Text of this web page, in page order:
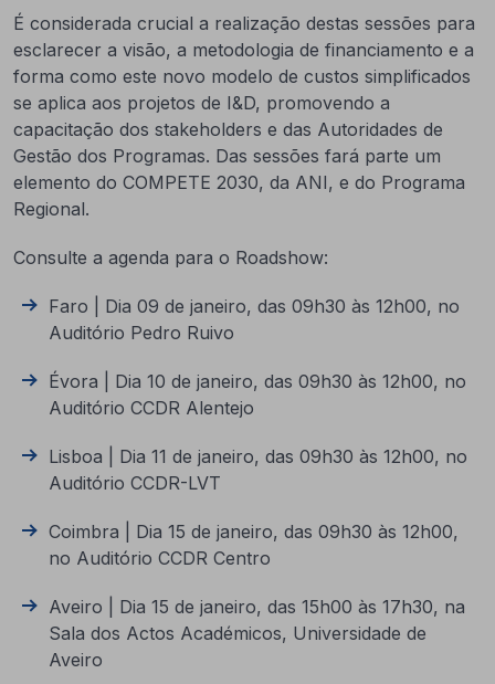
É considerada crucial a realização destas sessões para
esclarecer a visão, a metodologia de financiamento e a
forma como este novo modelo de custos simplificados
se aplica aos projetos de I&D, promovendo a
capacitação dos stakeholders e das Autoridades de
Gestão dos Programas. Das sessões fará parte um
elemento do COMPETE 2030, da ANI, e do Programa
Regional.
Consulte a agenda para o Roadshow:
Faro | Dia 09 de janeiro, das 09h30 às 12h00, no
Auditório Pedro Ruivo
Évora | Dia 10 de janeiro, das 09h30 às 12h00, no
Auditório CCDR Alentejo
Lisboa | Dia 11 de janeiro, das 09h30 às 12h00, no
Auditório CCDR-LVT
Coimbra | Dia 15 de janeiro, das 09h30 às 12h00,
no Auditório CCDR Centro
Aveiro | Dia 15 de janeiro, das 15h00 às 17h30, na
Sala dos Actos Académicos, Universidade de
Aveiro